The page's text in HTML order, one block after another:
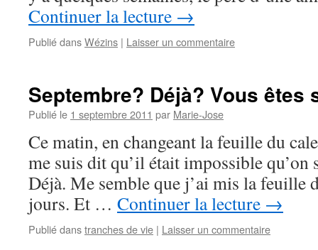
Continuer la lecture →
Publié dansWézins | Laisser un commentaire
Septembre? Déjà? Vous
Publié le 1 septembre 2011 par Marie-Jose
Ce matin, en changeant la feuille du
me suis dit qu’il était impossible qu’on
Déjà. Me semble que j’ai mis la feuille
jours. Et … Continuer la lecture →
Publié danstranches de vie | Laisser un commentaire